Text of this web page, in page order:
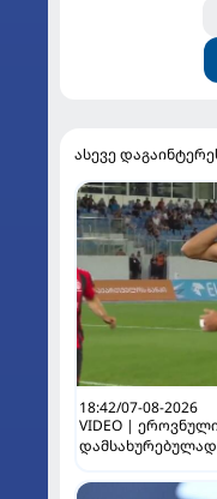
ასევე
18:42/07-08-2026
VIDEO |
დამსახურებულად